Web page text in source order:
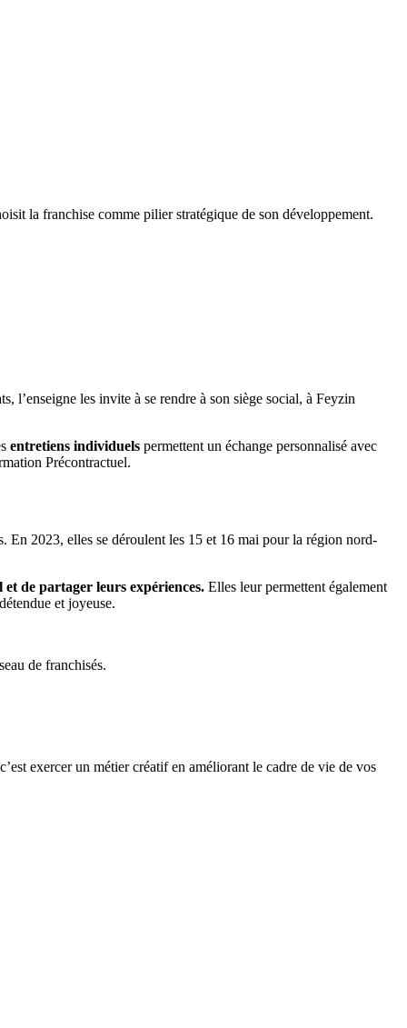
la franchise comme pilier stratégique de son développement.
l’enseigne les invite à se rendre à son siège social, à Feyzin
entretiens individuels permettent un échange personnalisé avec
Précontractuel.
En 2023, elles se déroulent les 15 et 16 mai pour la région nord-
de partager leurs expériences. Elles leur permettent également
et joyeuse.
de franchisés.
exercer un métier créatif en améliorant le cadre de vie de vos